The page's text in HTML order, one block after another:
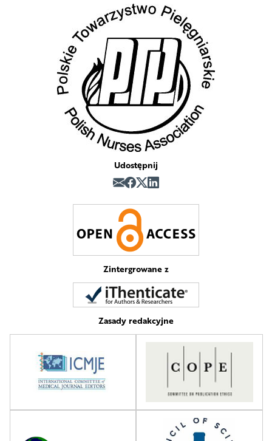
Udostępnij
Zintergrowane z
Zasady redakcyjne